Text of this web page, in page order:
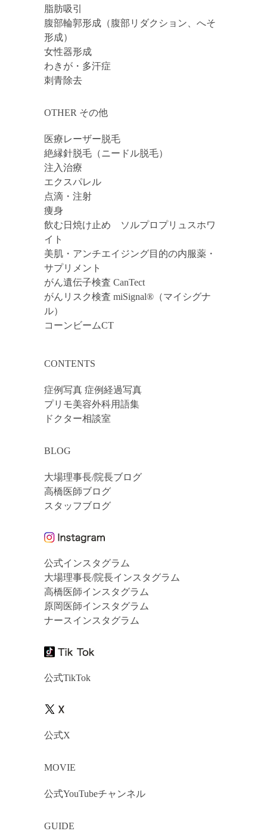
脂肪吸引
腹部輪郭形成（腹部リダクション、へそ
形成）
女性器形成
わきが・多汗症
刺青除去
OTHER その他
医療レーザー脱毛
絶縁針脱毛（ニードル脱毛）
注入治療
エクスパレル
点滴・注射
痩身
飲む日焼け止め ソルプロプリュスホワ
イト
美肌・アンチエイジング目的の内服薬・
サプリメント
がん遺伝子検査 CanTect
がんリスク検査 miSignal®（マイシグナ
ル）
コーンビームCT
CONTENTS
症例写真 症例経過写真
プリモ美容外科用語集
ドクター相談室
BLOG
大場理事長/院長ブログ
高橋医師ブログ
スタッフブログ
公式インスタグラム
大場理事長/院長インスタグラム
高橋医師インスタグラム
原岡医師インスタグラム
ナースインスタグラム
公式TikTok
公式X
MOVIE
公式YouTubeチャンネル
GUIDE